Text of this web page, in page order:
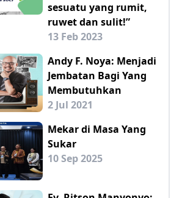
sesuatu yang rumit,
ruwet dan sulit!”
13 Feb 2023
Andy F. Noya: Menjadi
Jembatan Bagi Yang
Membutuhkan
2 Jul 2021
Mekar di Masa Yang
Sukar
10 Sep 2025